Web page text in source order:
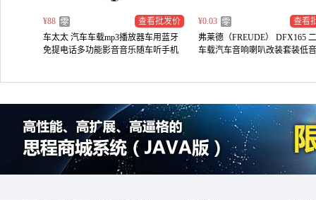
¥88
查看批发价
车太太 汽车车载mp3播放器车用蓝牙
免提电话多功能影音音乐随车听手机
¥0.03
查看
弗莱德（FREUDE） DFX165
车载汽车音响喇叭改装套装低